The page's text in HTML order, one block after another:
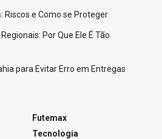
Riscos e Como se Proteger
Por Que Ele É Tão
para Evitar Erro em Entregas
Futemax
Tecnologia